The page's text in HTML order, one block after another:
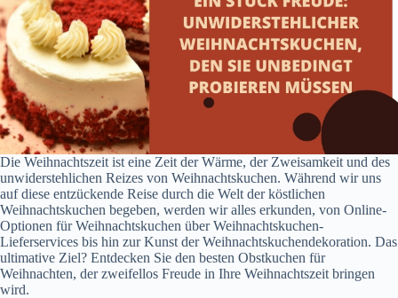
Die Weihnachtszeit ist eine Zeit der Wärme, der Zweisamkeit und des
unwiderstehlichen Reizes von Weihnachtskuchen. Während wir uns
auf diese entzückende Reise durch die Welt der köstlichen
Weihnachtskuchen begeben, werden wir alles erkunden, von Online-
Optionen für Weihnachtskuchen über Weihnachtskuchen-
Lieferservices bis hin zur Kunst der Weihnachtskuchendekoration. Das
ultimative Ziel? Entdecken Sie den besten Obstkuchen für
Weihnachten, der zweifellos Freude in Ihre Weihnachtszeit bringen
wird.